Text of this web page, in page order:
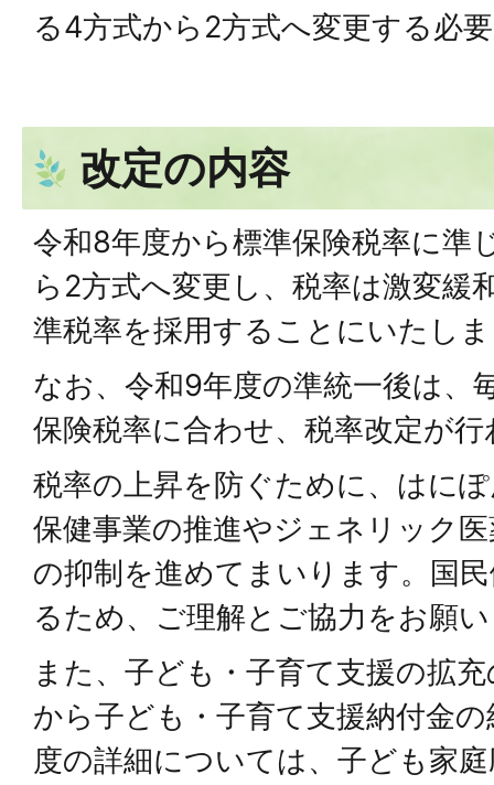
る4方式から2方式へ変更する必
改定の内容
令和8年度から標準保険税率に準
ら2方式へ変更し、税率は激変緩
準税率を採用することにいたし
なお、令和9年度の準統一後は、
保険税率に合わせ、税率改定が
税率の上昇を防ぐために、はに
保健事業の推進やジェネリック
の抑制を進めてまいります。国
るため、ご理解とご協力をお願
また、子ども・子育て支援の拡
から子ども・子育て支援納付金
度の詳細については、子ども家